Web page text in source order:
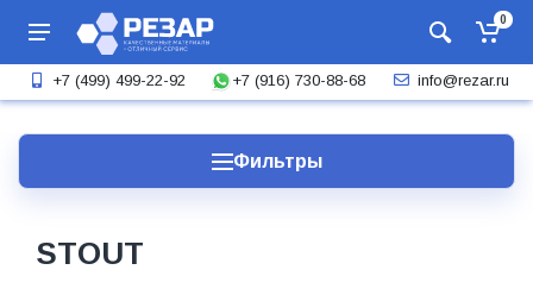
0
+7 (499) 499-22-92 +7 (916) 730-88-68 info@rezar.ru
Фильтры
STOUT